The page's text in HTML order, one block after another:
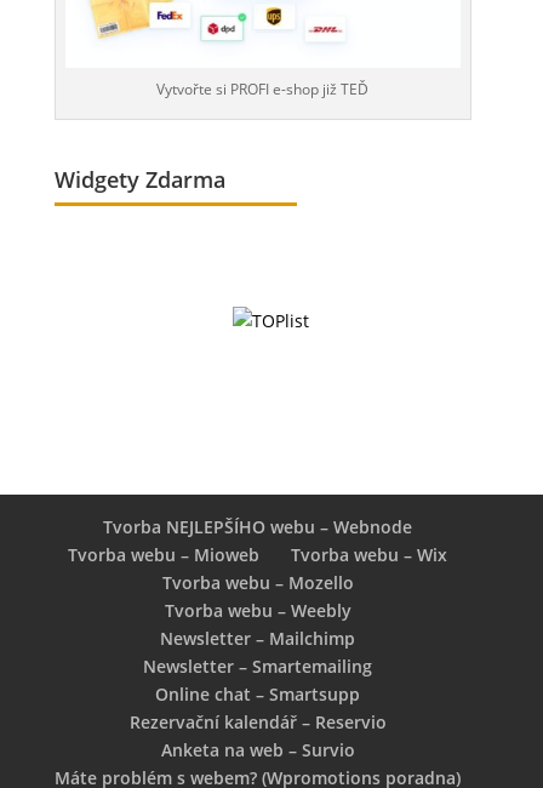
Vytvořte si PROFI e-shop již TEĎ
Widgety Zdarma
Tvorba NEJLEPŠÍHO webu – Webnode
Tvorba webu – Mioweb
Tvorba webu – Wix
Tvorba webu – Mozello
Tvorba webu – Weebly
Newsletter – Mailchimp
Newsletter – Smartemailing
Online chat – Smartsupp
Rezervační kalendář – Reservio
Anketa na web – Survio
Máte problém s webem? (Wpromotions poradna)